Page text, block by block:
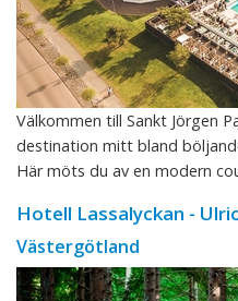
Välkommen till Sankt Jörgen
destination mitt bland
Här möts du av en modern
Hotell Lassalyckan -
Västergötland